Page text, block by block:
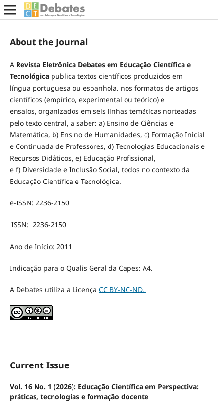
About the Journal
A Revista Eletrônica Debates em Educação Científica e
Tecnológicapublica textos científicos produzidos em
língua portuguesa ou espanhola, nos formatos de artigos
científicos (empírico, experimental ou teórico) e
ensaios, organizados em seis linhas temáticas norteadas
pelo texto central, a saber: a) Ensino de Ciências e
Matemática, b) Ensino de Humanidades, c) Formação Inicial
e Continuada de Professores, d) Tecnologias Educacionais e
Recursos Didáticos, e) Educação Profissional,
e f) Diversidade e Inclusão Social, todos no contexto da
Educação Científica e Tecnológica.
e-ISSN: 2236-2150
ISSN: 2236-2150
Ano de Início: 2011
Indicação para o Qualis Geral da Capes: A4.
A Debates utiliza a Licença CC BY-NC-ND.
Current Issue
Vol. 16 No. 1 (2026): Educação Científica em Perspectiva:
práticas, tecnologias e formação docente